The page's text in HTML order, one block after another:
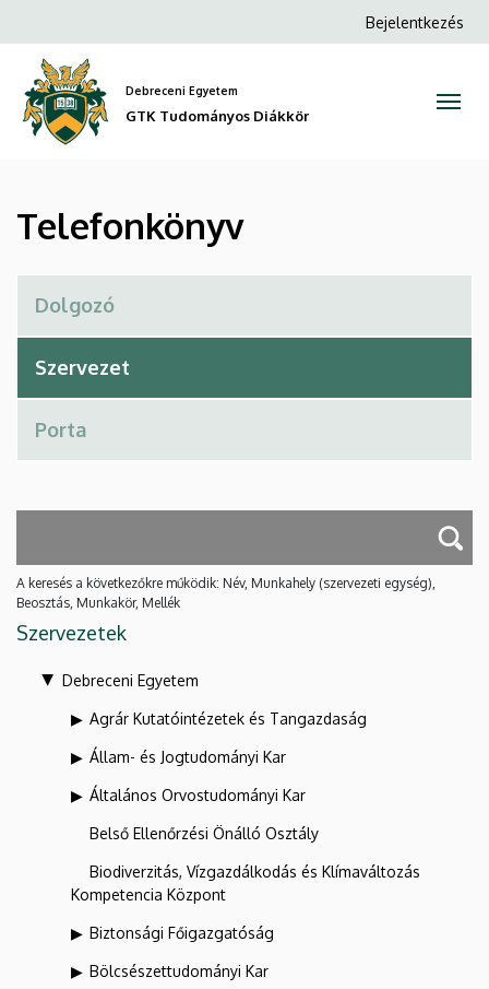
GTK
Tudományos
Diákkör
a
tartalomra
Anonim
Bejelentkezés
Debreceni Egyetem
GTK Tudományos Diákkör
Telefonkönyv
A keresés a következőkre működik: Név, Munkahely (szervezeti egység),
Beosztás, Munkakör, Mellék
Szervezetek
Debreceni Egyetem
Agrár Kutatóintézetek és Tangazdaság
Állam- és Jogtudományi Kar
Általános Orvostudományi Kar
Belső Ellenőrzési Önálló Osztály
Biodiverzitás, Vízgazdálkodás és Klímaváltozás
Kompetencia Központ
Biztonsági Főigazgatóság
Bölcsészettudományi Kar